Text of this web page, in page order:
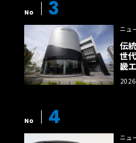
No 3
ニュ
伝
世
畿
店
No 4
ニュ